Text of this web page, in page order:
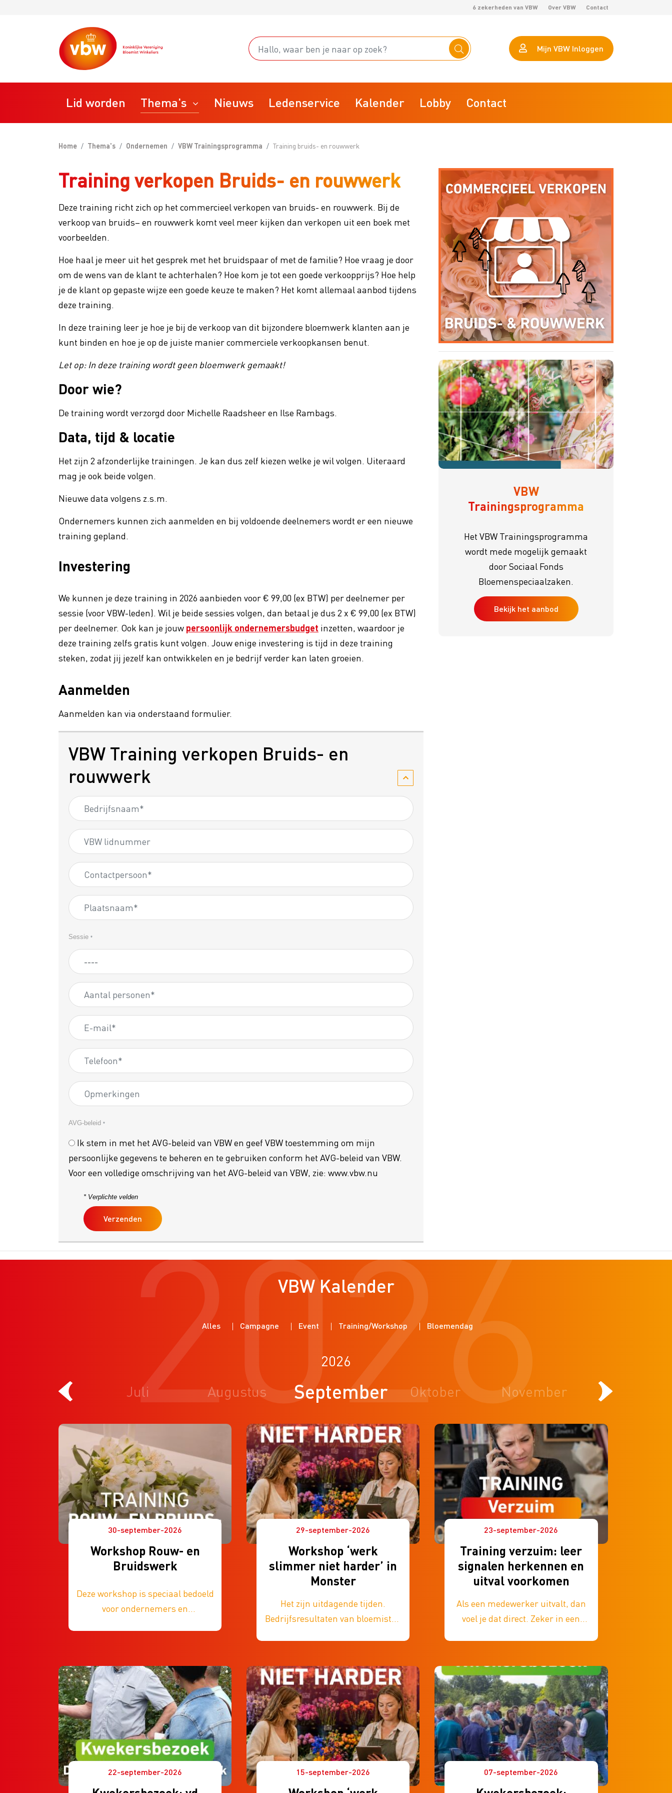
Mijn VBW Inloggen
6 zekerheden van VBW Over VBW Contact
Lid worden Thema's
Bedrijfsvoering
Stoppen
Calculator arbeidsproductiviteit
VBW Trainingsprogramma
Businessclubs
AVG VBW helpt je op weg
VBW Risk
BTW
VBW Lokaal Marktonderzoek
VBW Marktplaats
VBW Kennisdocumenten ZZP
Ondernemersbudget
Floral Profit
Bloem-o-maat
Omzet Groei - Royal FloraHolland
Verhoging btw op sierteelt
Bloemist 2030 - Geef je op voor de
nieuwe reeks!
Personeel
Promotie
Vakmanschap
Duurzaamheid
Nieuws Ledenservice Kalender Lobby Contact
Home Thema's Ondernemen VBW Trainingsprogramma Training bruids- en rouwwerk
Training verkopen Bruids- en rouwwerk
Deze training richt zich op het commercieel verkopen van bruids- en rouwwerk. Bij de
verkoop van bruids– en rouwwerk komt veel meer kijken dan verkopen uit een boek met
voorbeelden.
Hoe haal je meer uit het gesprek met het bruidspaar of met de familie? Hoe vraag je door
om de wens van de klant te achterhalen? Hoe kom je tot een goede verkoopprijs? Hoe help
je de klant op gepaste wijze een goede keuze te maken? Het komt allemaal aanbod tijdens
deze training.
In deze training leer je hoe je bij de verkoop van dit bijzondere bloemwerk klanten aan je
kunt binden en hoe je op de juiste manier commerciele verkoopkansen benut.
Let op: In deze training wordt geen bloemwerk gemaakt!
Door wie?
De training wordt verzorgd door Michelle Raadsheer en Ilse Rambags.
Data, tijd & locatie
Het zijn 2 afzonderlijke trainingen. Je kan dus zelf kiezen welke je wil volgen. Uiteraard
mag je ook beide volgen.
Nieuwe data volgens z.s.m.
Ondernemers kunnen zich aanmelden en bij voldoende deelnemers wordt er een nieuwe
training gepland.
Investering
We kunnen je deze training in 2026 aanbieden voor € 99,00 (ex BTW) per deelnemer per
sessie (voor VBW-leden). Wil je beide sessies volgen, dan betaal je dus 2 x € 99,00 (ex BTW)
per deelnemer. Ook kan je jouw persoonlijk ondernemersbudget inzetten, waardoor je
deze training zelfs gratis kunt volgen. Jouw enige investering is tijd in deze training
steken, zodat jij jezelf kan ontwikkelen en je bedrijf verder kan laten groeien.
Aanmelden
Aanmelden kan via onderstaand formulier.
VBW Training verkopen Bruids- en
rouwwerk
Sessie *
AVG-beleid *
Ik stem in met het AVG-beleid van VBW en geef VBW toestemming om mijn
persoonlijke gegevens te beheren en te gebruiken conform het AVG-beleid van VBW.
Voor een volledige omschrijving van het AVG-beleid van VBW, zie: www.vbw.nu
* Verplichte velden
VBW
Trainingsprogramma
Het VBW Trainingsprogramma
wordt mede mogelijk gemaakt
door Sociaal Fonds
Bloemenspeciaalzaken.
Bekijk het aanbod
2026
VBW Kalender
Alles Campagne Event Training/Workshop Bloemendag
2026
Juli Augustus September Oktober November December
30-september-2026
Workshop Rouw- en
Bruidswerk
Deze workshop is speciaal bedoeld
voor ondernemers en
worden verzorgd door een
enthousiaste bloemist.
Voorafgaand aan de workshops
krijg je een materialenlijst. De
materialen voor de workshop
neem je zelf mee.
29-september-2026
Workshop ‘werk
slimmer niet harder’ in
Monster
Het zijn uitdagende tijden.
Bedrijfsresultaten van bloemisten
mee om en welke mogelijkheden
heb je om je bedrijfsresultaat
positief te beïnvloeden?
23-september-2026
Training verzuim: leer
signalen herkennen en
uitval voorkomen
Als een medewerker uitvalt, dan
voel je dat direct. Zeker in een
Verzuim voorkomen lukt niet
altijd. Maar je hebt zelf vaak meer
invloed dan je denkt. Tijdens deze
gratis training ontdek je hoe je dat
aanpakt.
22-september-2026 15-september-2026 07-september-2026